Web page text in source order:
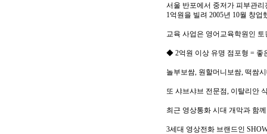
서울 반포에서 중저가 피부관
1억원을 빌려 2005년 10월 창
교육 사업은 영어교육학원인
◆ 2억원 이상 유명 점포형 = 좋
놀부보쌈, 원할머니보쌈, 떡쌈
또 샤브샤브 전문점, 이탈리안
최근 영상통화 시대 개막과 함
3세대 영상전화 브랜드인